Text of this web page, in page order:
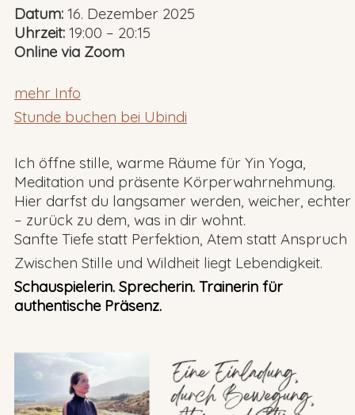
Datum: 16. Dezember 2025
Uhrzeit: 19:00 – 20:15
Online via Zoom
mehr Info
Stunde buchen bei Ubindi
Ich öffne stille, warme Räume für Yin Yoga,
Meditation und präsente Körperwahrnehmung.
Hier darfst du langsamer werden, weicher, echter
– zurück zu dem, was in dir wohnt.
Sanfte Tiefe statt Perfektion, Atem statt Anspruch
Zwischen Stille und Wildheit liegt Lebendigkeit.
Schauspielerin. Sprecherin. Trainerin für
authentische Präsenz.